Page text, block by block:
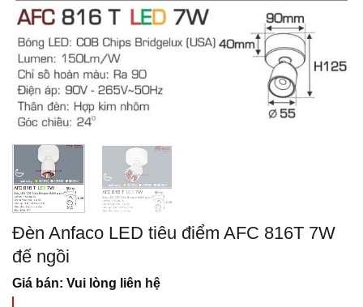
Đèn Anfaco LED tiêu điểm AFC 816T 7W
đế ngồi
Giá bán: Vui lòng liên hệ